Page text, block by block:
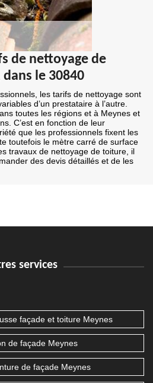
de nettoyage de
le 30840
les tarifs de nettoyage sont
d’un prestataire à l’autre.
toutes les régions et à Meynes et
C’est en fonction de leur
que les professionnels fixent les
toutefois le mètre carré de surface
travaux de nettoyage de toiture, il
des devis détaillés et de les
services
façade et toiture Meynes
de façade Meynes
de façade Meynes